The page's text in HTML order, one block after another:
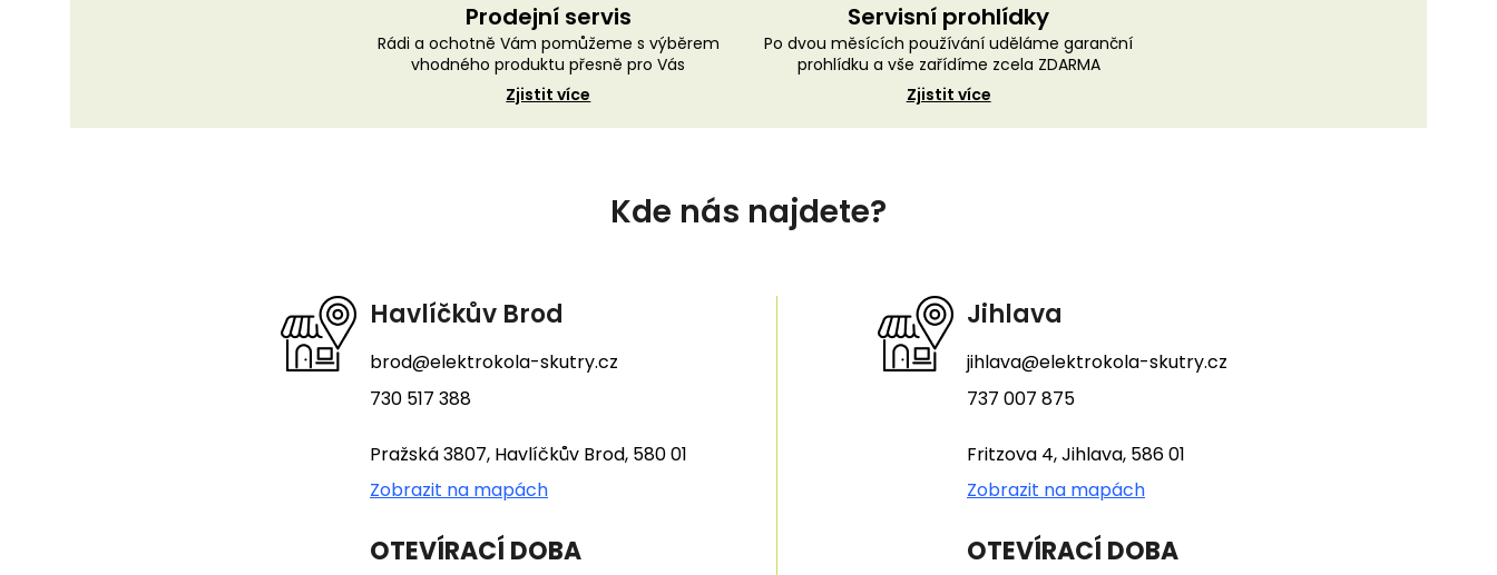
Prodejní servis
Rádi a ochotně Vám pomůžeme s výběrem
vhodného produktu přesně pro Vás
Zjistit více
Servisní prohlídky
Po dvou měsících používání uděláme garanční
prohlídku a vše zařídíme zcela ZDARMA
Zjistit více
Kde nás najdete?
Havlíčkův Brod
brod@elektrokola-skutry.cz
730 517 388
Pražská 3807, Havlíčkův Brod, 580 01
Zobrazit na mapách
OTEVÍRACÍ DOBA
Jihlava
jihlava@elektrokola-skutry.cz
737 007 875
Fritzova 4, Jihlava, 586 01
Zobrazit na mapách
OTEVÍRACÍ DOBA